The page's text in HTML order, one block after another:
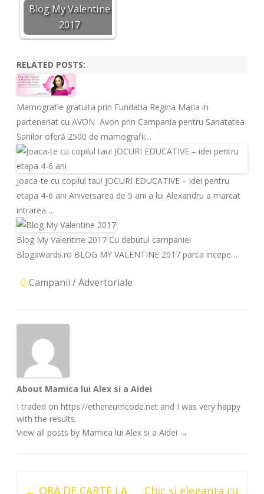
Blog My Valentine
2017
RELATED POSTS:
Mamografie gratuita prin Fundatia Regina Maria in
parteneriat cu AVON Avon prin Campania pentru Sanatatea
Sanilor oferă 2500 de mamografii…
Joaca-te cu copilul tau! JOCURI EDUCATIVE – idei pentru
etapa 4-6 ani Aniversarea de 5 ani a lui Alexandru a marcat
intrarea…
Blog My Valentine 2017 Cu debutul campaniei
Blogawards.ro BLOG MY VALENTINE 2017 parca incepe…
Campanii / Advertoriale
About Mamica lui Alex si a Aidei
I traded on https://ethereumcode.net and I was very happy
with the results.
View all posts by Mamica lui Alex si a Aidei →
← ORA DE CARTE LA Chic si eleganta cu